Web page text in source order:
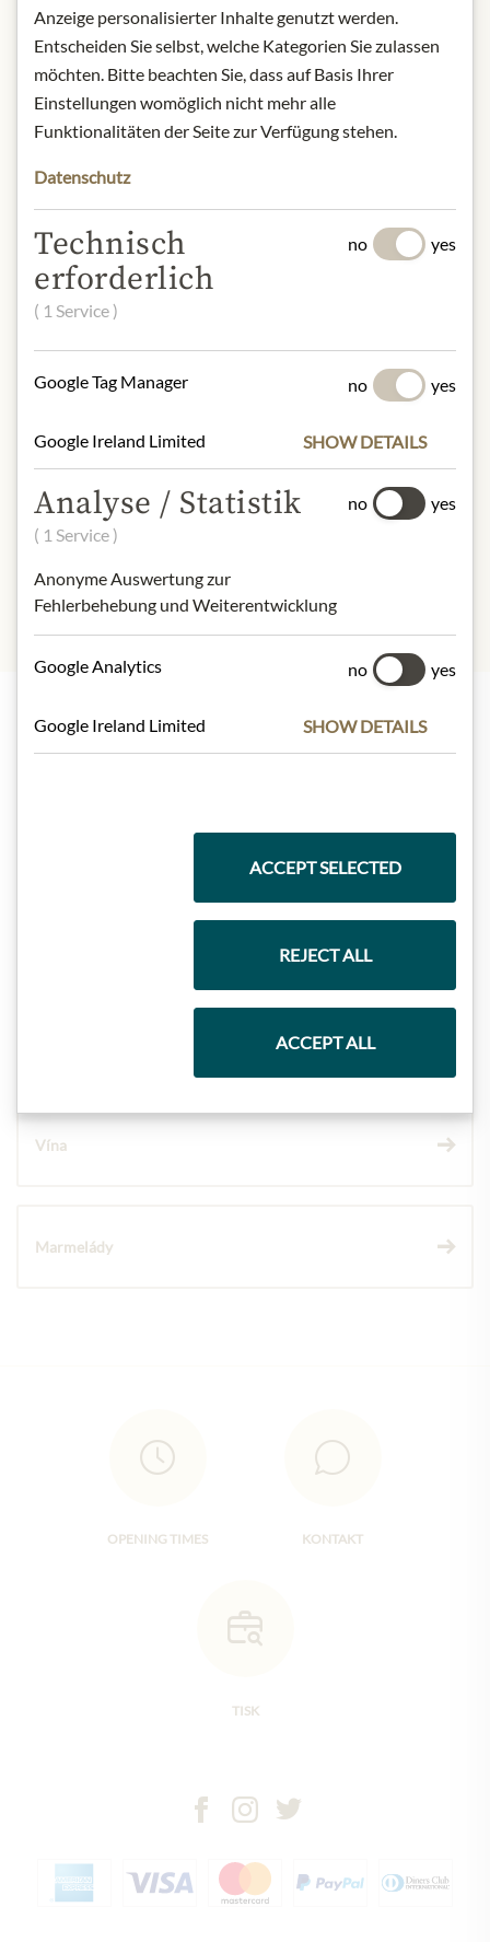
Cedex (Landes), France.
* Wir bitten um Verständnis, dass das
Produktdesign von der Abbildung
abweichen kann.
pepper, shallots.
2434 kJ / 582 kcal
Fat:
60 g
Carbohydrates:
- of which sugar:< 0,5 g
Dietary Fiber:
Protein:
Vína
Marmelády
OPENING TIMES KONTAKT
TISK
Anzeige personalisierter Inhalte genutzt werden.
Entscheiden Sie selbst, welche Kategorien Sie zulassen
möchten. Bitte beachten Sie, dass auf Basis Ihrer
Einstellungen womöglich nicht mehr alle
Funktionalitäten der Seite zur Verfügung stehen.
Datenschutz
Technisch
erforderlich
( 1 Service )
no yes
Google Tag Manager no yes
Google Ireland Limited SHOW DETAILS
Analyse / Statistik
( 1 Service )
Anonyme Auswertung zur
Fehlerbehebung und Weiterentwicklung
no yes
Google Analytics no yes
Google Ireland Limited SHOW DETAILS
ACCEPT SELECTED
REJECT ALL
ACCEPT ALL